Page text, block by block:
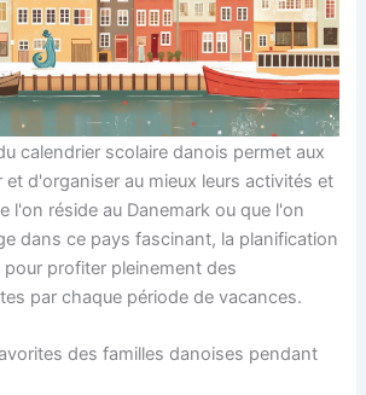
calendrier scolaire danois permet aux
et d'organiser au mieux leurs activités et
l'on réside au Danemark ou que l'on
dans ce pays fascinant, la planification
pour profiter pleinement des
par chaque période de vacances.
des familles danoises pendant